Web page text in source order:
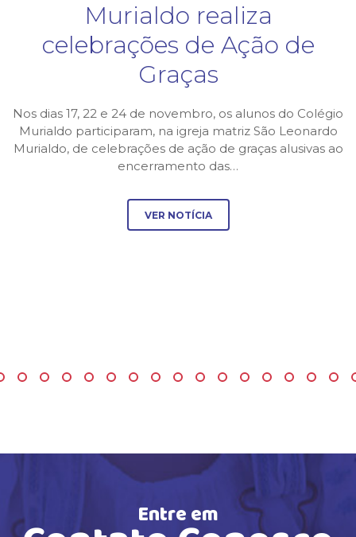
Murialdo realiza
celebrações de Ação de
Graças
Nos dias 17, 22 e 24 de novembro, os alunos do Colégio
Murialdo participaram, na igreja matriz São Leonardo
Murialdo, de celebrações de ação de graças alusivas ao
encerramento das…
VER NOTÍCIA
Entre em